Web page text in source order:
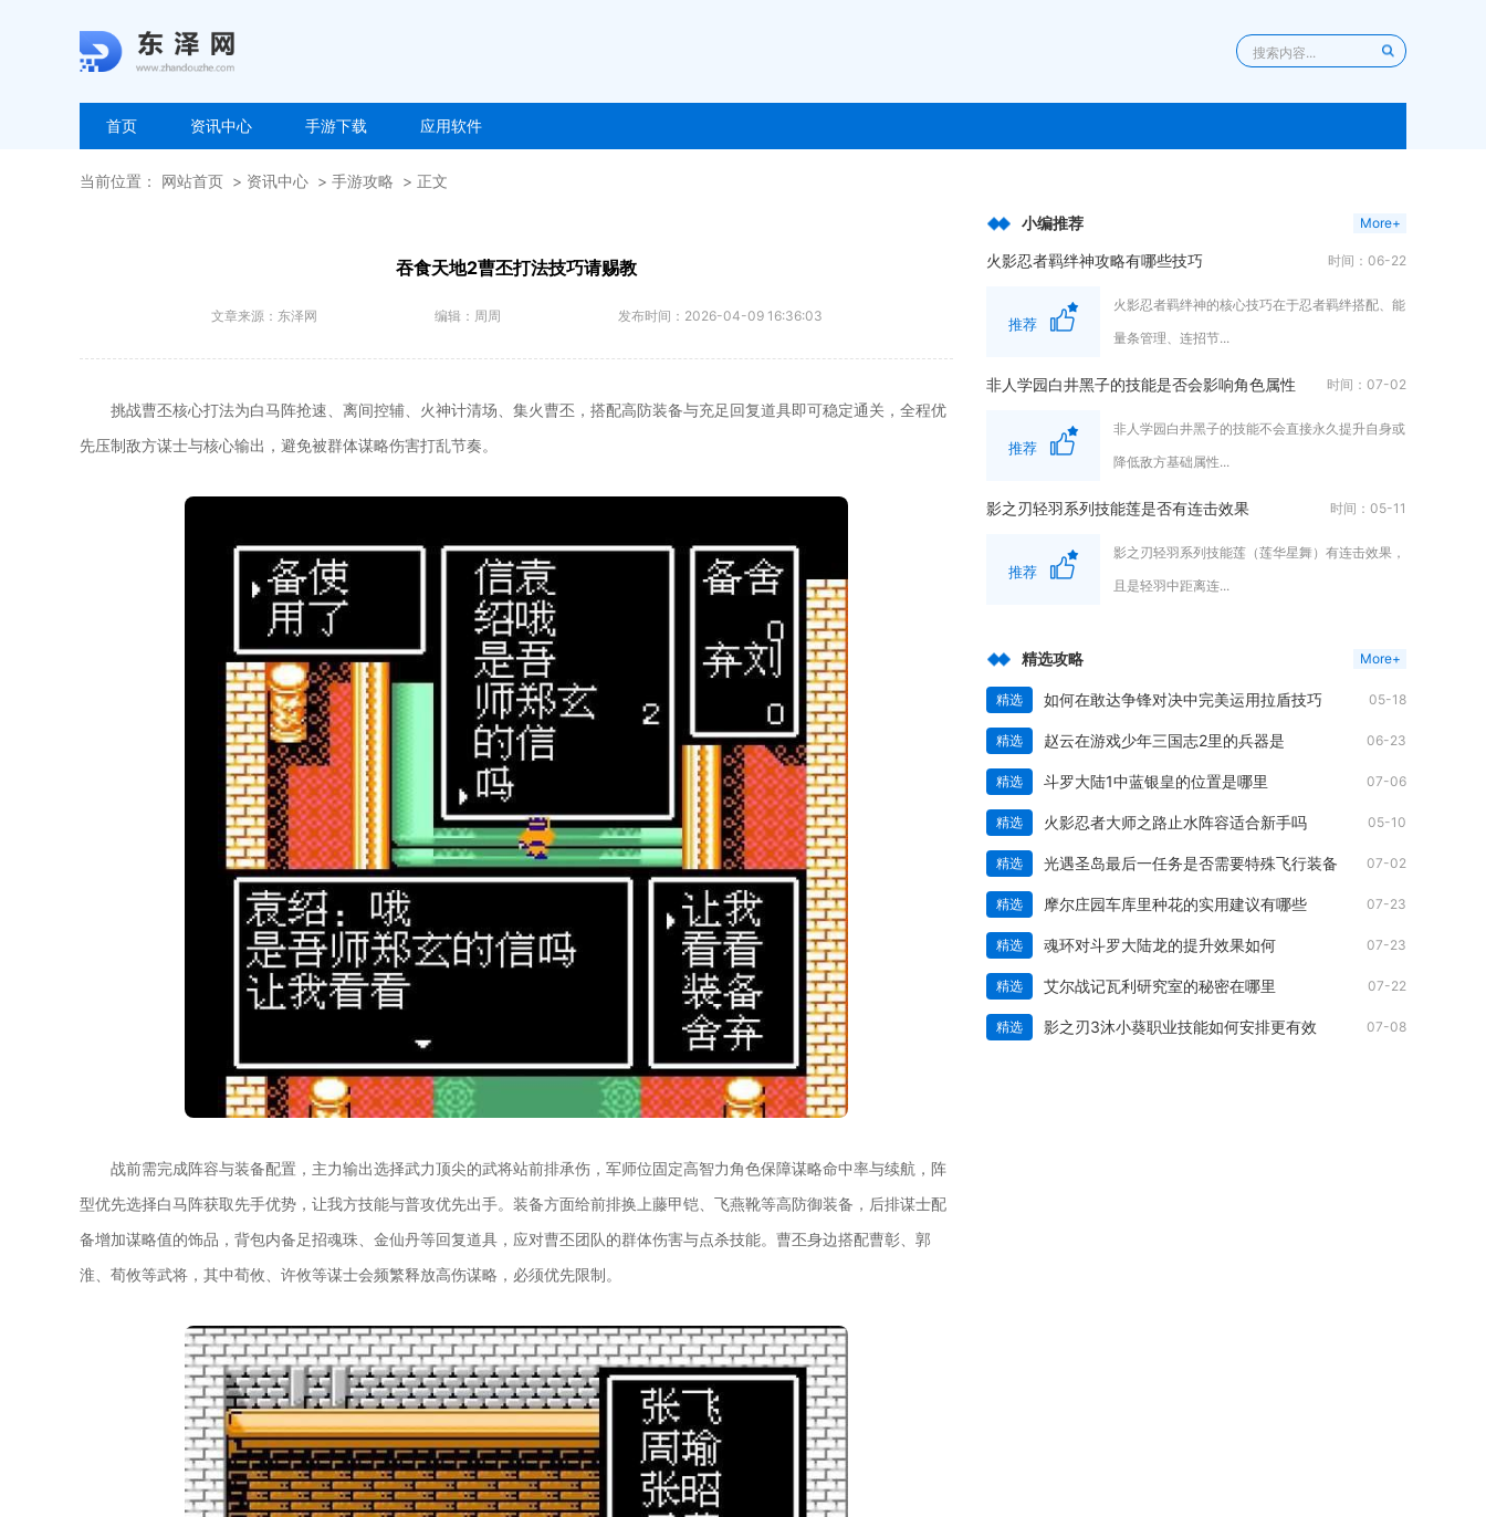
首页 资讯中心 手游下载 应用软件
当前位置： 网站首页 资讯中心 手游攻略 正文
吞食天地2曹丕打法技巧请赐教
文章来源： 东泽网 编辑： 周周 发布时间： 2026-04-09 16:36:03
挑战曹丕核心打法为白马阵抢速、离间控辅、火神计清场、集火曹丕，搭配高防装备与充足回复道具即可稳定通关，全程优
先压制敌方谋士与核心输出，避免被群体谋略伤害打乱节奏。
战前需完成阵容与装备配置，主力输出选择武力顶尖的武将站前排承伤，军师位固定高智力角色保障谋略命中率与续航，阵
型优先选择白马阵获取先手优势，让我方技能与普攻优先出手。装备方面给前排换上藤甲铠、飞燕靴等高防御装备，后排谋士配
备增加谋略值的饰品，背包内备足招魂珠、金仙丹等回复道具，应对曹丕团队的群体伤害与点杀技能。曹丕身边搭配曹彰、郭
淮、荀攸等武将，其中荀攸、许攸等谋士会频繁释放高伤谋略，必须优先限制。
小编推荐 More+
火影忍者羁绊神攻略有哪些技巧 时间：06-22
推荐
火影忍者羁绊神的核心技巧在于忍者羁绊搭配、能
量条管理、连招节...
非人学园白井黑子的技能是否会影响角色属性 时间：07-02
推荐
非人学园白井黑子的技能不会直接永久提升自身或
降低敌方基础属性...
影之刃轻羽系列技能莲是否有连击效果 时间：05-11
推荐
影之刃轻羽系列技能莲（莲华星舞）有连击效果，
且是轻羽中距离连...
精选攻略 More+
精选 如何在敢达争锋对决中完美运用拉盾技巧 05-18
精选 赵云在游戏少年三国志2里的兵器是 06-23
精选 斗罗大陆1中蓝银皇的位置是哪里 07-06
精选 火影忍者大师之路止水阵容适合新手吗 05-10
精选 光遇圣岛最后一任务是否需要特殊飞行装备 07-02
精选 摩尔庄园车库里种花的实用建议有哪些 07-23
精选 魂环对斗罗大陆龙的提升效果如何 07-23
精选 艾尔战记瓦利研究室的秘密在哪里 07-22
精选 影之刃3沐小葵职业技能如何安排更有效 07-08